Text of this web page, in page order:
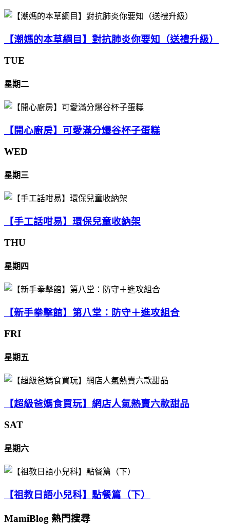
【潮媽的本草綱目】對抗肺炎你要知（送禮升級）
TUE
星期二
【開心廚房】可愛滿分爆谷杯子蛋糕
WED
星期三
【手工話咁易】環保兒童收納架
THU
星期四
【新手拳擊館】第八堂：防守＋進攻組合
FRI
星期五
【超級爸媽食買玩】網店人氣熱賣六款甜品
SAT
星期六
【祖教日語小兒科】點餐篇（下）
MamiBlog 熱門搜尋